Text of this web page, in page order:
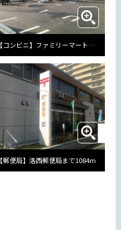
【コンビニ】ファミリーマート 洛西中山店まで393m
【郵便局】洛西郵便局まで1084m